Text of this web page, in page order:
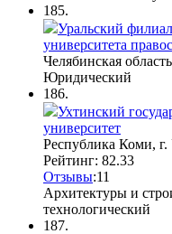
185.
Уральский
университета
Челябинская
Юридический
186.
Ухтинский
университет
Республика Коми, г.
Рейтинг: 82.33
Отзывы:11
Архитектуры и
технологический
187.